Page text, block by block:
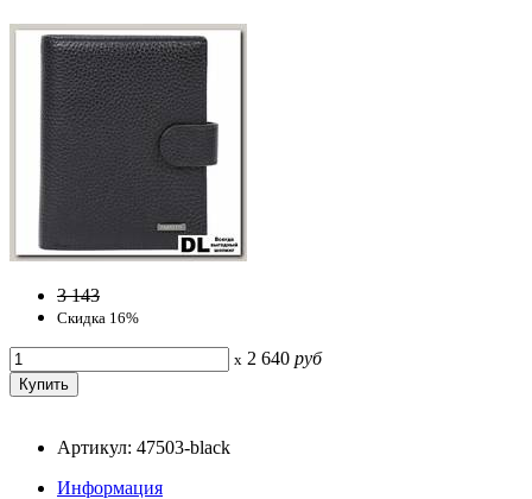
3 143
Скидка 16%
x 2 640 руб
Артикул: 47503-black
Информация